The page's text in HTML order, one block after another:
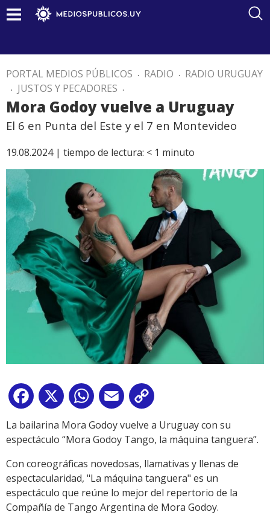
PORTAL MEDIOS PÚBLICOS . RADIO . RADIO URUGUAY
. JUSTOS Y PECADORES .
Mora Godoy vuelve a Uruguay
El 6 en Punta del Este y el 7 en Montevideo
19.08.2024 | tiempo de lectura: < 1 minuto
Facebook
X WhatsApp
Email
Link
La bailarina Mora Godoy vuelve a Uruguay con su
espectáculo “Mora Godoy Tango, la máquina tanguera”.
Con coreográficas novedosas, llamativas y llenas de
espectacularidad, "La máquina tanguera" es un
espectáculo que reúne lo mejor del repertorio de la
Compañía de Tango Argentina de Mora Godoy.